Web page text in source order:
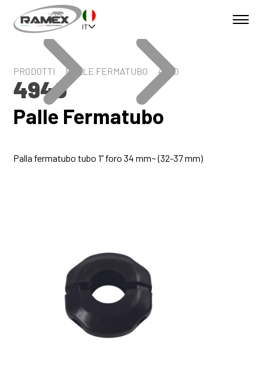
IT
PRODOTTI PALLE FERMATUBO 4940
4940
Palle Fermatubo
Palla fermatubo tubo 1” foro 34 mm~ (32-37 mm)